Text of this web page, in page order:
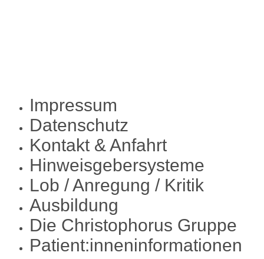
Impressum
Datenschutz
Kontakt & Anfahrt
Hinweisgebersysteme
Lob / Anregung / Kritik
Ausbildung
Die Christophorus Gruppe
Patient:inneninformationen